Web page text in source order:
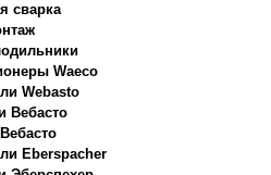
сварка
Waeco
Webasto
Вебасто
Eberspacher